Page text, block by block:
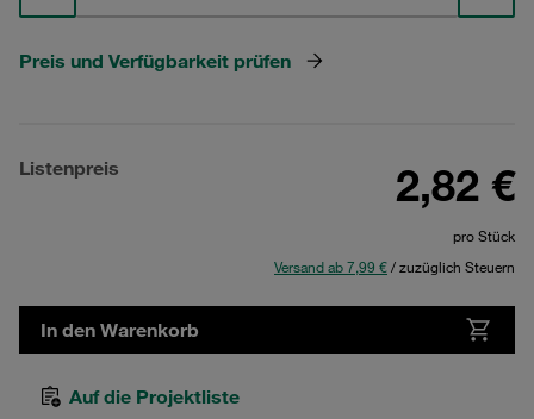
Preis und Verfügbarkeit prüfen
Listenpreis 2,82 €
pro Stück
Versand ab 7,99 €/ zuzüglich Steuern
In den Warenkorb
Auf die Projektliste